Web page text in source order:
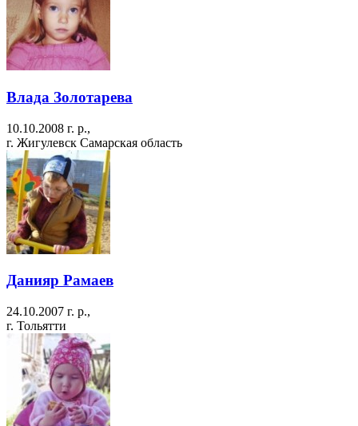
Влада Золотарева
10.10.2008 г. р.,
г. Жигулевск Самарская область
Данияр Рамаев
24.10.2007 г. р.,
г. Тольятти